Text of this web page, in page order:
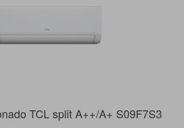
TCL split A++/A+ S09F7S3